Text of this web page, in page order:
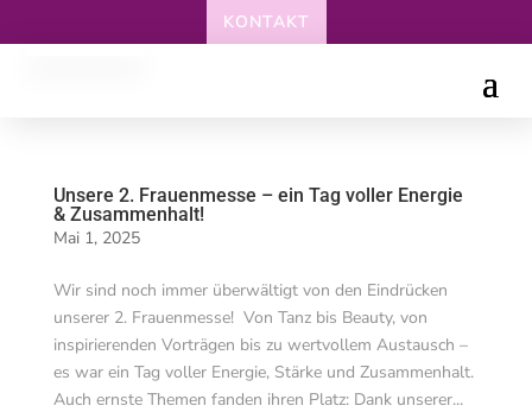
KONTAKT
Unsere 2. Frauenmesse – ein Tag voller Energie
& Zusammenhalt!
Mai 1, 2025
Wir sind noch immer überwältigt von den Eindrücken
unserer 2. Frauenmesse! Von Tanz bis Beauty, von
inspirierenden Vorträgen bis zu wertvollem Austausch –
es war ein Tag voller Energie, Stärke und Zusammenhalt.
Auch ernste Themen fanden ihren Platz: Dank unserer...